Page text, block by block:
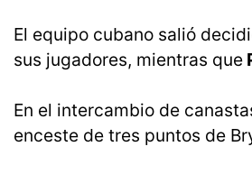
El equipo cubano salió
sus jugadores, mientras que
En el intercambio de
enceste de tres puntos de